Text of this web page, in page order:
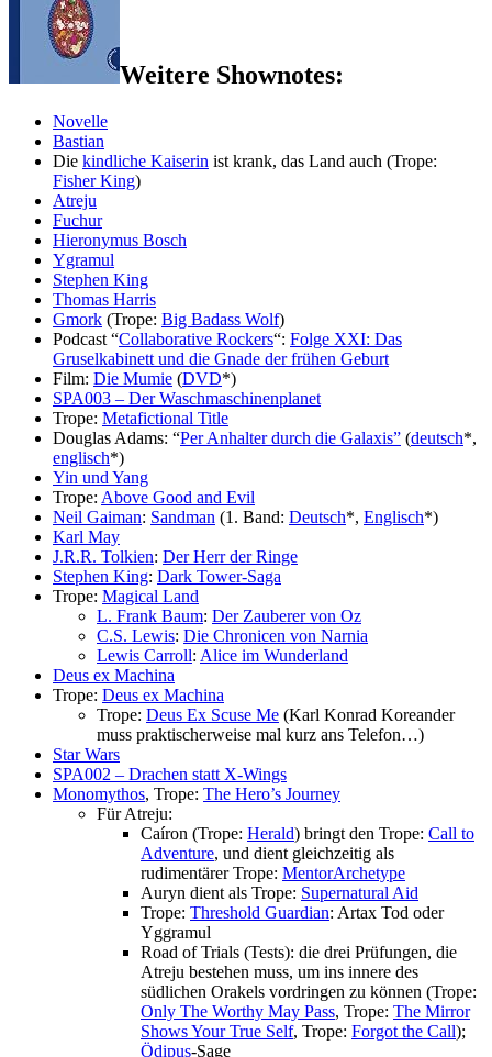
Weitere Shownotes:
Novelle
Bastian
Die kindliche Kaiserin ist krank, das Land auch (Trope:
Fisher King)
Atreju
Fuchur
Hieronymus Bosch
Ygramul
Stephen King
Thomas Harris
Gmork (Trope: Big Badass Wolf)
Podcast “Collaborative Rockers“: Folge XXI: Das
Gruselkabinett und die Gnade der frühen Geburt
Film: Die Mumie (DVD*)
SPA003 – Der Waschmaschinenplanet
Trope: Metafictional Title
Douglas Adams: “Per Anhalter durch die Galaxis” (deutsch*,
englisch*)
Yin und Yang
Trope: Above Good and Evil
Neil Gaiman: Sandman (1. Band: Deutsch*, Englisch*)
Karl May
J.R.R. Tolkien: Der Herr der Ringe
Stephen King: Dark Tower-Saga
Trope: Magical Land
L. Frank Baum: Der Zauberer von Oz
C.S. Lewis: Die Chronicen von Narnia
Lewis Carroll: Alice im Wunderland
Deus ex Machina
Trope: Deus ex Machina
Trope: Deus Ex Scuse Me (Karl Konrad Koreander
muss praktischerweise mal kurz ans Telefon…)
Star Wars
SPA002 – Drachen statt X-Wings
Monomythos, Trope: The Hero’s Journey
Für Atreju:
Caíron (Trope: Herald) bringt den Trope: Call to
Adventure, und dient gleichzeitig als
rudimentärer Trope: MentorArchetype
Auryn dient als Trope: Supernatural Aid
Trope: Threshold Guardian: Artax Tod oder
Yggramul
Road of Trials (Tests): die drei Prüfungen, die
Atreju bestehen muss, um ins innere des
südlichen Orakels vordringen zu können (Trope:
Only The Worthy May Pass, Trope: The Mirror
Shows Your True Self, Trope: Forgot the Call);
Ödipus-Sage